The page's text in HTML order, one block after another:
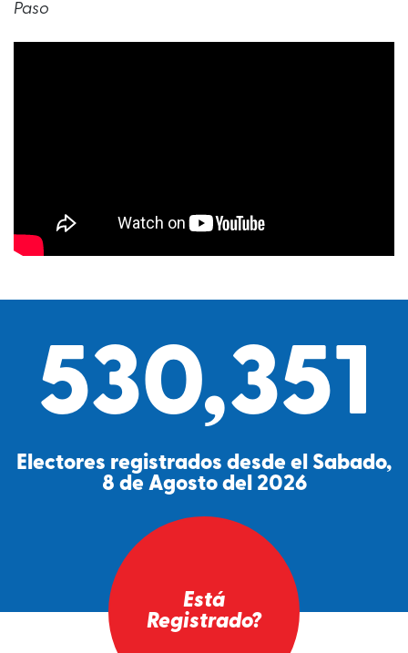
Paso
530,351
Electores registrados desde el Sabado,
8 de Agosto del 2026
Está
Registrado?